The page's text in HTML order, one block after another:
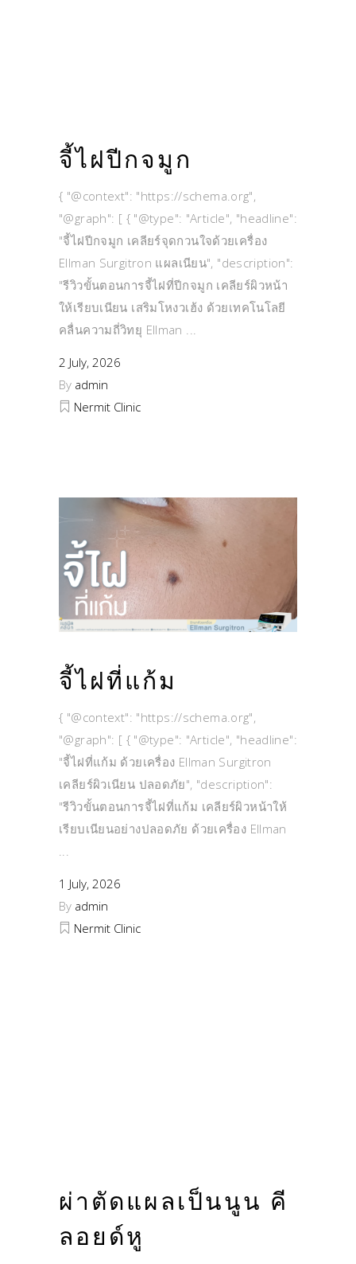
จี้ไฝปีกจมูก
{ "@context": "https://schema.org",
"@graph": [ { "@type": "Article", "headline":
"จี้ไฝปีกจมูก เคลียร์จุดกวนใจด้วยเครื่อง
Ellman Surgitron แผลเนียน", "description":
"รีวิวขั้นตอนการจี้ไฝที่ปีกจมูก เคลียร์ผิวหน้า
ให้เรียบเนียน เสริมโหงวเฮ้ง ด้วยเทคโนโลยี
คลื่นความถี่วิทยุ Ellman
2 July, 2026
By admin
Nermit Clinic
จี้ไฝที่แก้ม
{ "@context": "https://schema.org",
"@graph": [ { "@type": "Article", "headline":
"จี้ไฝที่แก้ม ด้วยเครื่อง Ellman Surgitron
เคลียร์ผิวเนียน ปลอดภัย", "description":
"รีวิวขั้นตอนการจี้ไฝที่แก้ม เคลียร์ผิวหน้าให้
เรียบเนียนอย่างปลอดภัย ด้วยเครื่อง Ellman
1 July, 2026
By admin
Nermit Clinic
ผ่าตัดแผลเป็นนูน คี
ลอยด์หู